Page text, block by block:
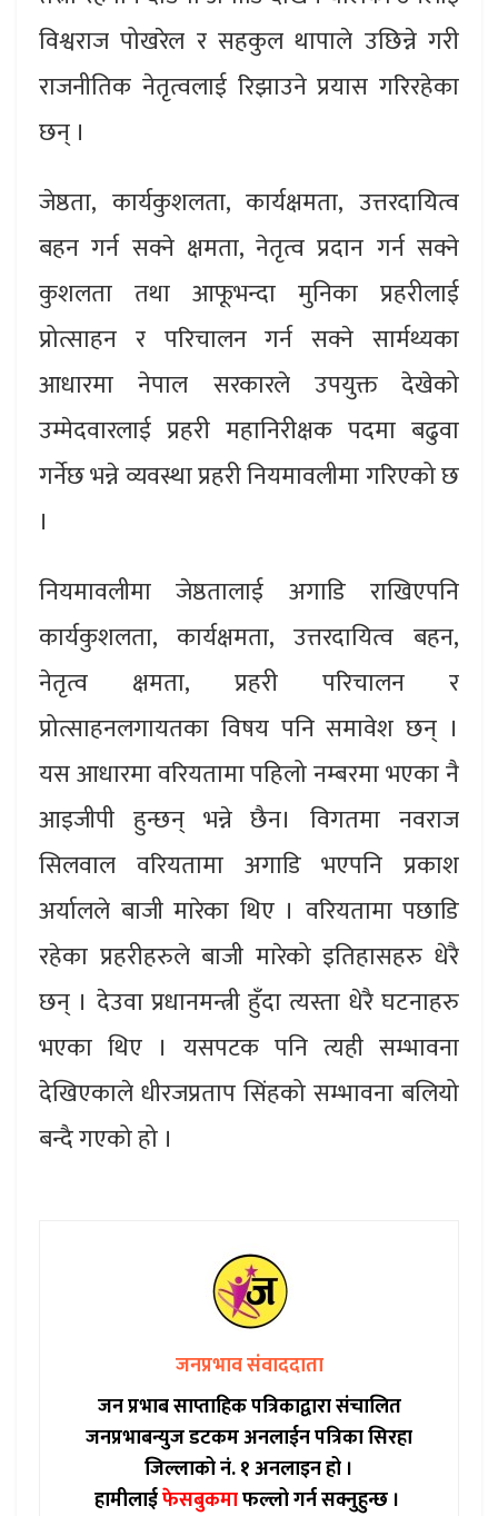
विश्वराज पोखरेल र सहकुल थापाले उछिन्ने गरी
राजनीतिक नेतृत्वलाई रिझाउने प्रयास गरिरहेका
छन् ।
जेष्ठता, कार्यकुशलता, कार्यक्षमता, उत्तरदायित्व
बहन गर्न सक्ने क्षमता, नेतृत्व प्रदान गर्न सक्ने
कुशलता तथा आफूभन्दा मुनिका प्रहरीलाई
प्रोत्साहन र परिचालन गर्न सक्ने सार्मथ्यका
आधारमा नेपाल सरकारले उपयुक्त देखेको
उम्मेदवारलाई प्रहरी महानिरीक्षक पदमा बढुवा
गर्नेछ भन्ने व्यवस्था प्रहरी नियमावलीमा गरिएको छ
।
नियमावलीमा जेष्ठतालाई अगाडि राखिएपनि
कार्यकुशलता, कार्यक्षमता, उत्तरदायित्व बहन,
नेतृत्व क्षमता, प्रहरी परिचालन र
प्रोत्साहनलगायतका विषय पनि समावेश छन् ।
यस आधारमा वरियतामा पहिलो नम्बरमा भएका नै
आइजीपी हुन्छन् भन्ने छैन। विगतमा नवराज
सिलवाल वरियतामा अगाडि भएपनि प्रकाश
अर्यालले बाजी मारेका थिए । वरियतामा पछाडि
रहेका प्रहरीहरुले बाजी मारेको इतिहासहरु धेरै
छन् । देउवा प्रधानमन्त्री हुँदा त्यस्ता धेरै घटनाहरु
भएका थिए । यसपटक पनि त्यही सम्भावना
देखिएकाले धीरजप्रताप सिंहको सम्भावना बलियो
बन्दै गएको हो ।
जनप्रभाव संवाददाता
जन प्रभाब साप्ताहिक पत्रिकाद्वारा संचालित
जनप्रभाबन्युज डटकम अनलाईन पत्रिका सिरहा
जिल्लाको नं. १ अनलाइन हो ।
हामीलाईफेसबुकमाफल्लो गर्न सक्नुहुन्छ ।